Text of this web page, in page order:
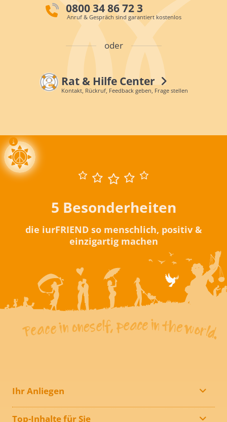
0800 34 86 72 3
Anruf & Gespräch sind garantiert kostenlos
oder
Rat & Hilfe Center
Kontakt, Rückruf, Feedback geben, Frage stellen
5 Besonderheiten
die iurFRIEND so menschlich, positiv &
einzigartig machen
Ihr Anliegen
Top-Inhalte für Sie